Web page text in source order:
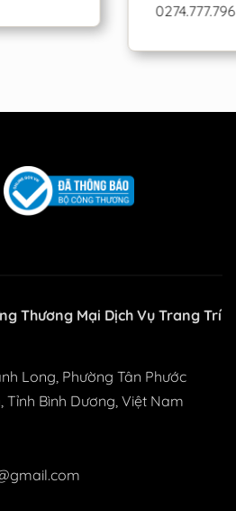
0274.777.7968
Thương Mại Dịch Vụ Trang Trí
Long, Phường Tân Phước
Tỉnh Bình Dương, Việt Nam